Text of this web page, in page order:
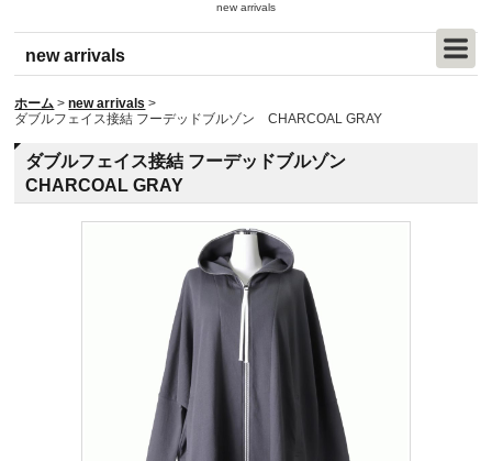
new arrivals
new arrivals
ホーム > new arrivals >
ダブルフェイス接結 フーデッドブルゾン CHARCOAL GRAY
ダブルフェイス接結 フーデッドブルゾン
CHARCOAL GRAY